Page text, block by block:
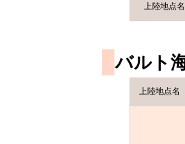
上陸地点名
バルト
上陸地点名